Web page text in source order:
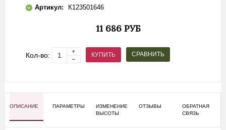
Артикул: К123501646
11 686 РУБ
Кол-во: КУПИТЬ СРАВНИТЬ
ОПИСАНИЕ ПАРАМЕТРЫ
ИЗМЕНЕНИЕ
ВЫСОТЫ
ОТЗЫВЫ
ОБРАТНАЯ
СВЯЗЬ